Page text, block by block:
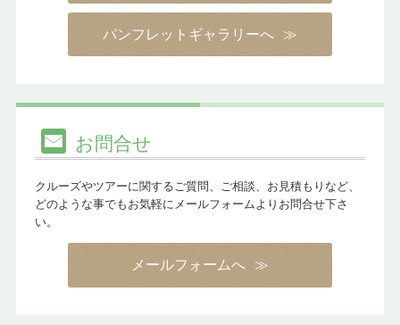
パンフレットギャラリーへ
お問合せ
クルーズやツアーに関するご質問、ご相談、お見積もりなど、
どのような事でもお気軽にメールフォームよりお問合せ下さ
い。
メールフォームへ